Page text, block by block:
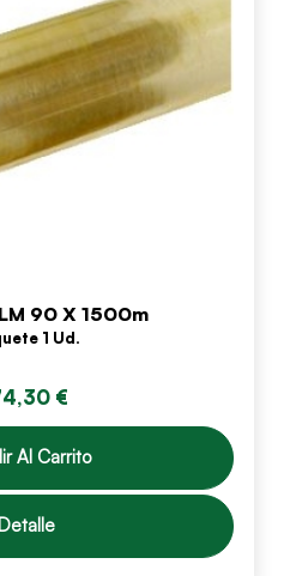
90 X 1500m
1 Ud.
€
Al Carrito
Detalle